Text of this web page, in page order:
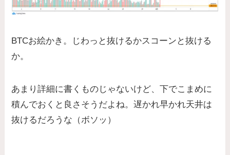
BTCお絵かき。じわっと抜けるかスコーンと抜ける
か。
あまり詳細に書くものじゃないけど、下でこまめに
積んでおくと良さそうだよね。遅かれ早かれ天井は
抜けるだろうな（ボソッ）